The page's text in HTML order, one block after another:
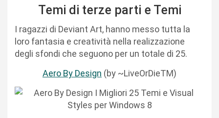
Temi di terze parti e Temi
I ragazzi di Deviant Art, hanno messo tutta la
loro fantasia e creatività nella realizzazione
degli sfondi che seguono per un totale di 25.
Aero By Design (by ~LiveOrDieTM)